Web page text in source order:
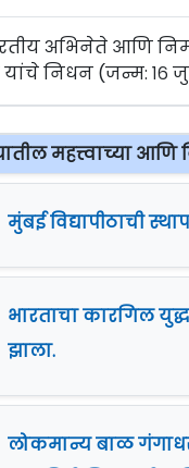
अभिनेते आणि
निधन (जन्म: १६
महत्त्वाच्या आणि
मुंबई विद्यापीठाची
भारताचा कारगिल
झाला.
लोकमान्य बाळ